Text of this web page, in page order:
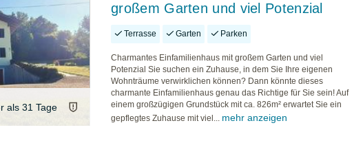
als 31 Tage
großem Garten und viel Potenzial
Terrasse Garten Parken
Charmantes Einfamilienhaus mit großem Garten und viel
Potenzial Sie suchen ein Zuhause, in dem Sie Ihre eigenen
Wohnträume verwirklichen können? Dann könnte dieses
charmante Einfamilienhaus genau das Richtige für Sie sein! Auf
einem großzügigen Grundstück mit ca. 826m² erwartet Sie ein
gepflegtes Zuhause mit viel... mehr anzeigen